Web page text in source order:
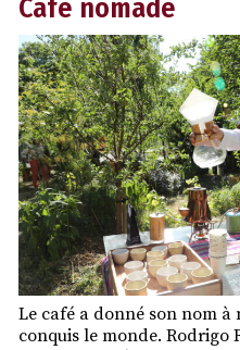
Café nomade
Le café a donné son nom
conquis le monde. Rodrigo